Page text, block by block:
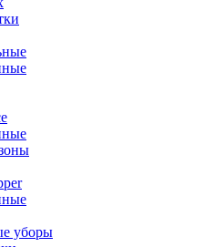
уборы